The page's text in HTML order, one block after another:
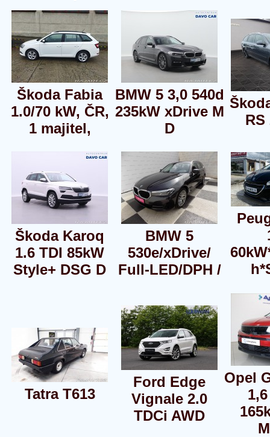
Škoda Fabia
1.0/70 kW, ČR,
1 majitel,
BMW 5 3,0 540d
235kW xDrive M
D
RS
Škoda Karoq
1.6 TDI 85kW
Style+ DSG D
BMW 5
530e/xDrive/
Full-LED/DPH /
Tatra T613
Ford Edge
Vignale 2.0
TDCi AWD
Opel